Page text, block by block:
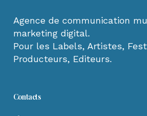
Agence de communication
marketing digital.
Pour les Labels, Artistes,
Producteurs, Editeurs.
Contacts